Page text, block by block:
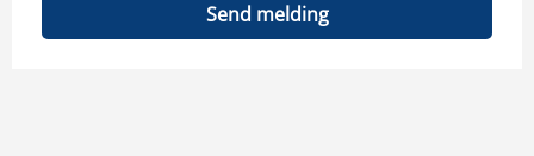
Send melding